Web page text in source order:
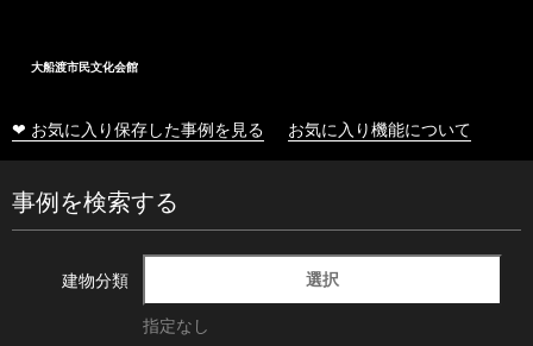
大船渡市民文化会館
❤ お気に入り保存した事例を見る お気に入り機能について
事例を検索する
建物分類 選択
指定なし